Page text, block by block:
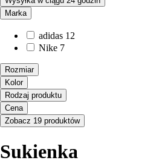
Marka
adidas 12
Nike 7
Rozmiar
Kolor
Rodzaj produktu
Cena
Zobacz 19 produktów
Sukienka